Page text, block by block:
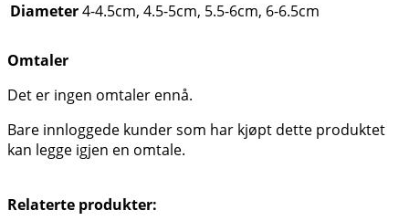
Diameter4-4.5cm, 4.5-5cm, 5.5-6cm, 6-6.5cm
Omtaler
Det er ingen omtaler ennå.
Bare innloggede kunder som har kjøpt dette produktet
kan legge igjen en omtale.
Relaterte produkter: